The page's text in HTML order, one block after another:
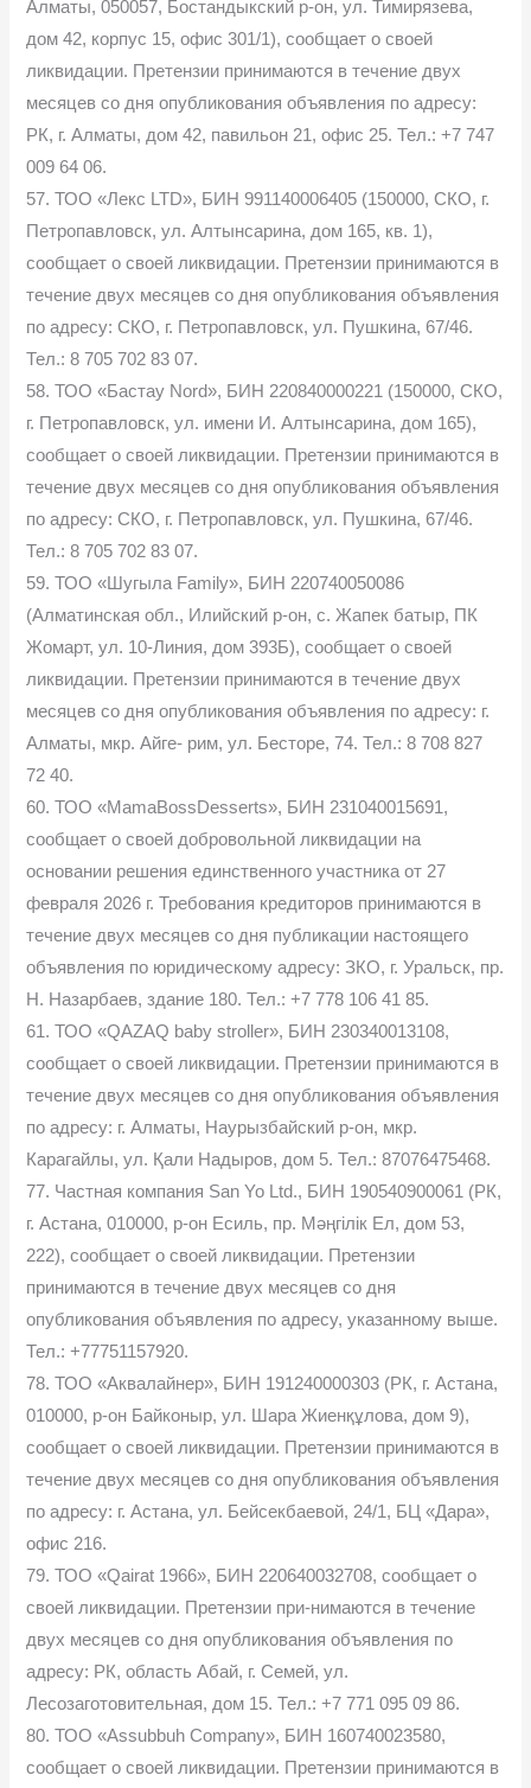
Алматы, 050057, Бостандыкский р-он, ул. Тимирязева,
дом 42, корпус 15, офис 301/1), сообщает о своей
ликвидации. Претензии принимаются в течение двух
месяцев со дня опубликования объявления по адресу:
РК, г. Алматы, дом 42, павильон 21, офис 25. Тел.: +7 747
009 64 06.
57. ТОО «Лекс LTD», БИН 991140006405 (150000, СКО, г.
Петропавловск, ул. Алтынсарина, дом 165, кв. 1),
сообщает о своей ликвидации. Претензии принимаются в
течение двух месяцев со дня опубликования объявления
по адресу: СКО, г. Петропавловск, ул. Пушкина, 67/46.
Тел.: 8 705 702 83 07.
58. ТОО «Бастау Nord», БИН 220840000221 (150000, СКО,
г. Петропавловск, ул. имени И. Алтынсарина, дом 165),
сообщает о своей ликвидации. Претензии принимаются в
течение двух месяцев со дня опубликования объявления
по адресу: СКО, г. Петропавловск, ул. Пушкина, 67/46.
Тел.: 8 705 702 83 07.
59. ТОО «Шугыла Family», БИН 220740050086
(Алматинская обл., Илийский р-он, с. Жапек батыр, ПК
Жомарт, ул. 10-Линия, дом 393Б), сообщает о своей
ликвидации. Претензии принимаются в течение двух
месяцев со дня опубликования объявления по адресу: г.
Алматы, мкр. Айге- рим, ул. Бесторе, 74. Тел.: 8 708 827
72 40.
60. ТОО «MamaBossDesserts», БИН 231040015691,
сообщает о своей добровольной ликвидации на
основании решения единственного участника от 27
февраля 2026 г. Требования кредиторов принимаются в
течение двух месяцев со дня публикации настоящего
объявления по юридическому адресу: ЗКО, г. Уральск, пр.
Н. Назарбаев, здание 180. Тел.: +7 778 106 41 85.
61. ТОО «QAZAQ baby stroller», БИН 230340013108,
сообщает о своей ликвидации. Претензии принимаются в
течение двух месяцев со дня опубликования объявления
по адресу: г. Алматы, Наурызбайский р-он, мкр.
Карагайлы, ул. Қали Надыров, дом 5. Тел.: 87076475468.
77. Частная компания San Yo Ltd., БИН 190540900061 (РК,
г. Астана, 010000, р-он Есиль, пр. Мәңгілік Ел, дом 53,
222), сообщает о своей ликвидации. Претензии
принимаются в течение двух месяцев со дня
опубликования объявления по адресу, указанному выше.
Тел.: +77751157920.
78. ТОО «Аквалайнер», БИН 191240000303 (РК, г. Астана,
010000, р-он Байконыр, ул. Шара Жиенқұлова, дом 9),
сообщает о своей ликвидации. Претензии принимаются в
течение двух месяцев со дня опубликования объявления
по адресу: г. Астана, ул. Бейсекбаевой, 24/1, БЦ «Дара»,
офис 216.
79. ТОО «Qairat 1966», БИН 220640032708, сообщает о
своей ликвидации. Претензии при-нимаются в течение
двух месяцев со дня опубликования объявления по
адресу: РК, область Абай, г. Семей, ул.
Лесозаготовительная, дом 15. Тел.: +7 771 095 09 86.
80. ТОО «Assubbuh Company», БИН 160740023580,
сообщает о своей ликвидации. Претензии принимаются в